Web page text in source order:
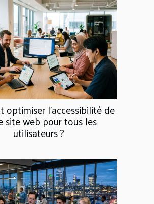
optimiser l'accessibilité de
site web pour tous les
utilisateurs ?